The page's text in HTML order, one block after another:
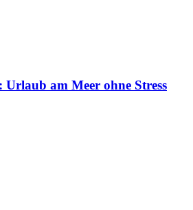
Urlaub am Meer ohne Stress